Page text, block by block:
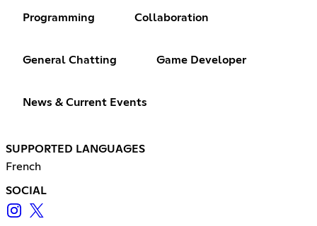
Programming Collaboration
General Chatting Game Developer
News & Current Events
SUPPORTED LANGUAGES
French
SOCIAL